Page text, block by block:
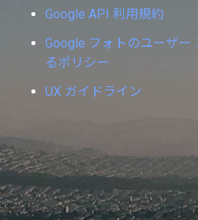
Google API 利用規約
Google フォトのユーザー
るポリシー
UX ガイドライン